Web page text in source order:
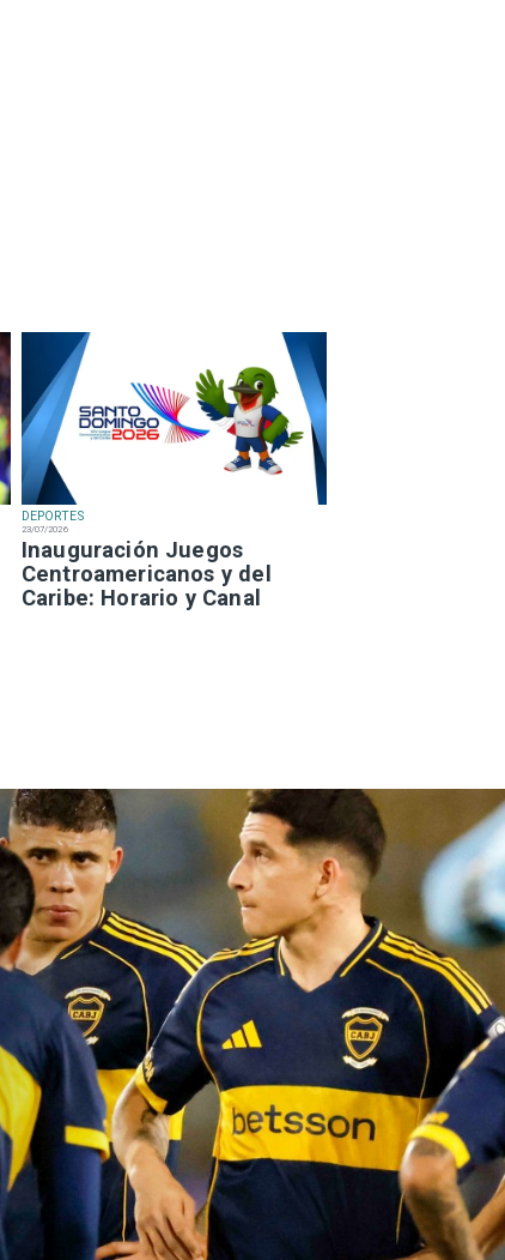
DEPORTES
23/07/2026
Inauguración Juegos
Centroamericanos y del
Caribe: Horario y Canal